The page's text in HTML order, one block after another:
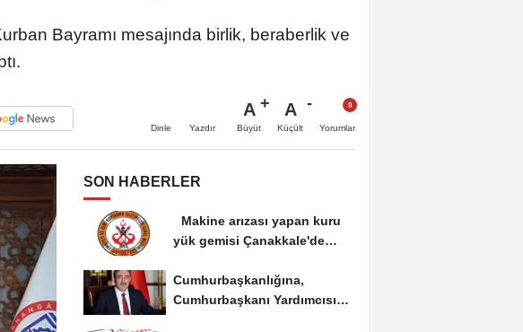
Bayramı mesajında birlik, beraberlik ve
Dinle Yazdır
A
Büyüt
A
Küçült Yorumlar
SON HABERLER
Makine arızası yapan kuru
yük gemisi Çanakkale'de
Cumhurbaşkanlığına,
Cumhurbaşkanı Yardımcısı